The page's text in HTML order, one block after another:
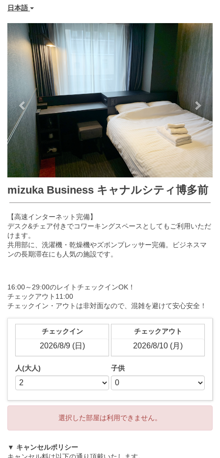
日本語
Previous Next
mizuka Business キャナルシティ博多前
【高速インターネット完備】
デスク&チェア付きでコワーキングスペースとしてもご利用いただ
けます。
共用部に、洗濯機・乾燥機やズボンプレッサー完備。ビジネスマ
ンの長期滞在にも人気の施設です。
16:00～29:00のレイトチェックインOK！
チェックアウト11:00
チェックイン・アウトは非対面なので、混雑を避けて安心安全！
チェックイン チェックアウト
人(大人) 子供
選択した部屋は利用できません。
▼ キャンセルポリシー